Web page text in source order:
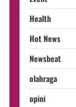
Health
Hot News
Newsbeat
olahraga
opini